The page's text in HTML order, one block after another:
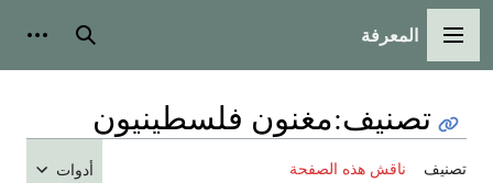
القائمة الرئيسية
المعرفة بحث
تصنيف:مغنون فلسطينيون
تصنيف ناقش هذه الصفحة أدوات